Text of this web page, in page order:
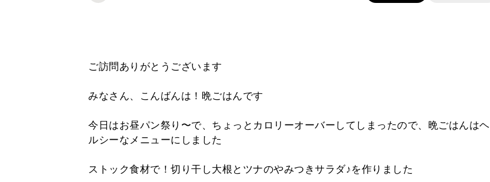
ご訪問ありがとうございます
みなさん、こんばんは！晩ごはんです
今日はお昼パン祭り〜で、ちょっとカロリーオーバーしてしまったので、晩ごはんはヘ
ルシーなメニューにしました
ストック食材で！切り干し大根とツナのやみつきサラダ♪を作りました